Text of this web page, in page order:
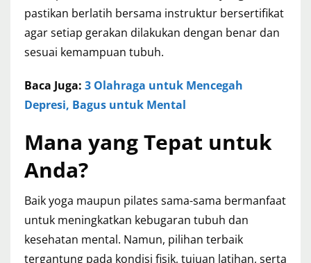
pastikan berlatih bersama instruktur bersertifikat
agar setiap gerakan dilakukan dengan benar dan
sesuai kemampuan tubuh.
Baca Juga: 3 Olahraga untuk Mencegah
Depresi, Bagus untuk Mental
Mana yang Tepat untuk
Anda?
Baik yoga maupun pilates sama-sama bermanfaat
untuk meningkatkan kebugaran tubuh dan
kesehatan mental. Namun, pilihan terbaik
tergantung pada kondisi fisik, tujuan latihan, serta